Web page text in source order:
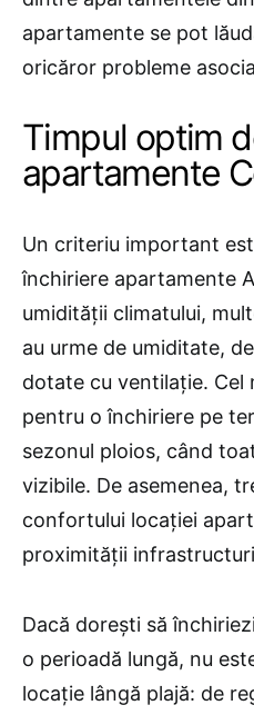
apartamente se pot
oricăror probleme
Timpul optim
apartamente
Un criteriu important
închiriere apartamente
umidității climatului,
au urme de umiditate,
dotate cu ventilație. Cel
pentru o închiriere pe
sezonul ploios, când
vizibile. De asemenea,
confortului locației
proximității
Dacă dorești să
o perioadă lungă, nu
locație lângă plajă: de